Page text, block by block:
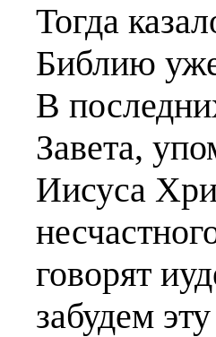
Тогда
Библию
В
Завета,
Иисуса
говорят
забудем